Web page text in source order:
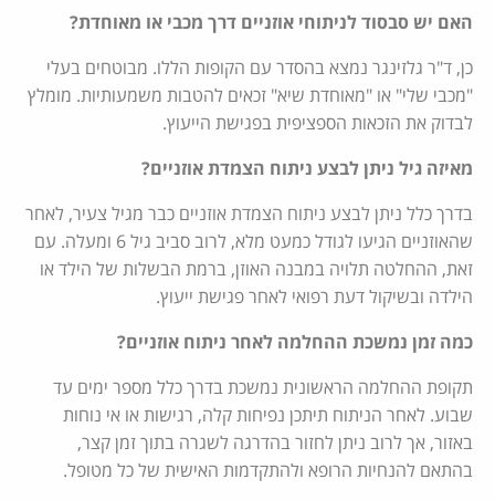
האם יש סבסוד לניתוחי אוזניים דרך מכבי או מאוחדת?
כן, ד"ר גלזינגר נמצא בהסדר עם הקופות הללו. מבוטחים בעלי
"מכבי שלי" או "מאוחדת שיא" זכאים להטבות משמעותיות. מומלץ
לבדוק את הזכאות הספציפית בפגישת הייעוץ.
מאיזה גיל ניתן לבצע ניתוח הצמדת אוזניים?
בדרך כלל ניתן לבצע ניתוח הצמדת אוזניים כבר מגיל צעיר, לאחר
שהאוזניים הגיעו לגודל כמעט מלא, לרוב סביב גיל 6 ומעלה. עם
זאת, ההחלטה תלויה במבנה האוזן, ברמת הבשלות של הילד או
הילדה ובשיקול דעת רפואי לאחר פגישת ייעוץ.
כמה זמן נמשכת ההחלמה לאחר ניתוח אוזניים?
תקופת ההחלמה הראשונית נמשכת בדרך כלל מספר ימים עד
שבוע. לאחר הניתוח תיתכן נפיחות קלה, רגישות או אי נוחות
באזור, אך לרוב ניתן לחזור בהדרגה לשגרה בתוך זמן קצר,
בהתאם להנחיות הרופא ולהתקדמות האישית של כל מטופל.